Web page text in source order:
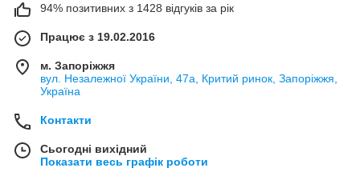
94% позитивних з 1428 відгуків за рік
Працює з 19.02.2016
м. Запоріжжя
вул. Незалежної України, 47а, Критий ринок, Запоріжжя,
Україна
Контакти
Сьогодні вихідний
Показати весь графік роботи